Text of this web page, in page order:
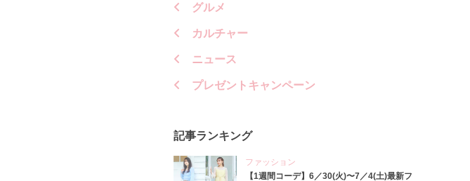
グルメ
カルチャー
ニュース
プレゼントキャンペーン
記事ランキング
ファッション
【1週間コーデ】6／30(火)〜7／4(土)最新フ